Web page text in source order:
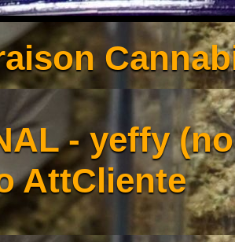
- yeffy (no
AttCliente